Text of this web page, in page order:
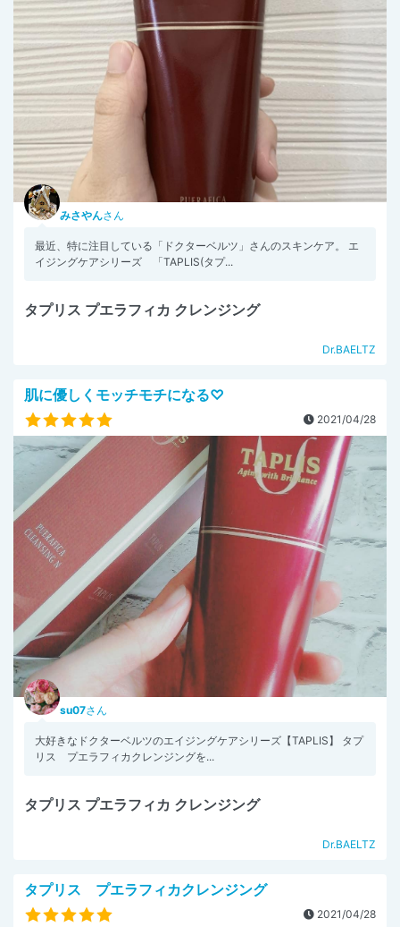
みさやんさん
最近、特に注目している「ドクターベルツ」さんのスキンケア。 エ
イジングケアシリーズ 「TAPLIS(タプ...
タプリス プエラフィカ クレンジング
Dr.BAELTZ
肌に優しくモッチモチになる♡
2021/04/28
su07さん
大好きなドクターベルツのエイジングケアシリーズ【TAPLIS】 タプ
リス プエラフィカクレンジングを...
タプリス プエラフィカ クレンジング
Dr.BAELTZ
タプリス プエラフィカクレンジング
2021/04/28